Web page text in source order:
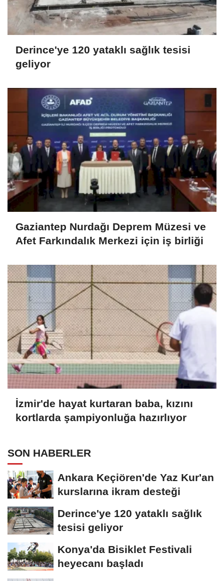
Derince'ye 120 yataklı sağlık tesisi
geliyor
Gaziantep Nurdağı Deprem Müzesi ve
Afet Farkındalık Merkezi için iş birliği
İzmir'de hayat kurtaran baba, kızını
kortlarda şampiyonluğa hazırlıyor
SON HABERLER
Ankara Keçiören'de Yaz Kur'an
kurslarına ikram desteği
Derince'ye 120 yataklı sağlık
tesisi geliyor
Konya'da Bisiklet Festivali
heyecanı başladı